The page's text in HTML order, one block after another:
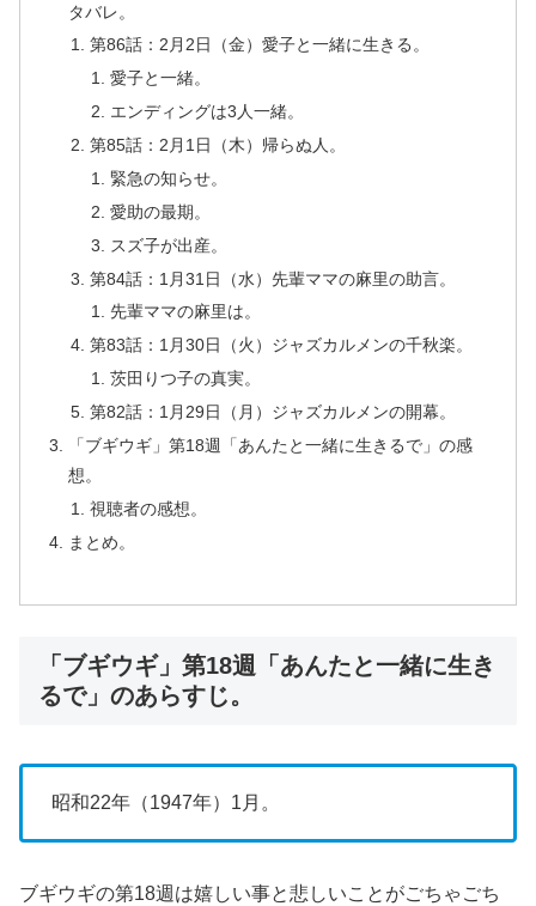
タバレ。
第86話：2月2日（金）愛子と一緒に生きる。
愛子と一緒。
エンディングは3人一緒。
第85話：2月1日（木）帰らぬ人。
緊急の知らせ。
愛助の最期。
スズ子が出産。
第84話：1月31日（水）先輩ママの麻里の助言。
先輩ママの麻里は。
第83話：1月30日（火）ジャズカルメンの千秋楽。
茨田りつ子の真実。
第82話：1月29日（月）ジャズカルメンの開幕。
「ブギウギ」第18週「あんたと一緒に生きるで」の感
想。
視聴者の感想。
まとめ。
「ブギウギ」第18週「あんたと一緒に生き
るで」のあらすじ。
昭和22年（1947年）1月。
ブギウギの第18週は嬉しい事と悲しいことがごちゃごち